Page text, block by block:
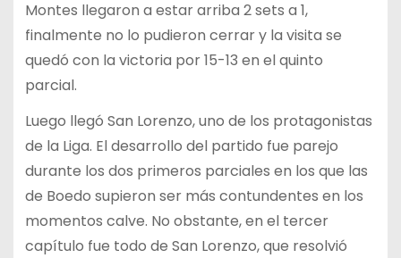
Montes llegaron a estar arriba 2 sets a 1,
finalmente no lo pudieron cerrar y la visita se
quedó con la victoria por 15-13 en el quinto
parcial.
Luego llegó San Lorenzo, uno de los protagonistas
de la Liga. El desarrollo del partido fue parejo
durante los dos primeros parciales en los que las
de Boedo supieron ser más contundentes en los
momentos calve. No obstante, en el tercer
capítulo fue todo de San Lorenzo, que resolvió